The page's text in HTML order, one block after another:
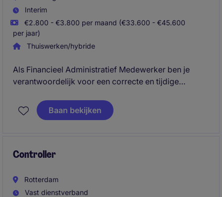
Interim
€2.800 - €3.800 per maand (€33.600 - €45.600
per jaar)
Thuiswerken/hybride
Als Financieel Administratief Medewerker ben je
verantwoordelijk voor een correcte en tijdige
nauw samen met de Finance Manager en draagt bij
aan het optimaliseren van financiële processen
Baan bekijken
Controller
Rotterdam
Vast dienstverband